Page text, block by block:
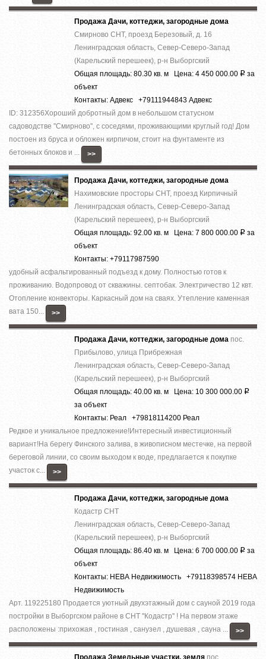
Продажа Дачи, коттеджи, загородные дома
Смирново СНТ, проезд Березовый, д. 16
Ленинградская область, Север-Северо-Запад
(Карельский перешеек), р-н Выборгский
Общая площадь: 80.30 кв. м Цена: 4 450 000.00 Р за
объект
Контакты: Адвекс +79111944843 Адвекс
ID: 312356Хороший добротный дом в небольшом статусном
садоводстве ''Смирново'', с соседями, проживающими круглый год! Дом
постоен из бруса и обложен кирпичом, стоит на фунтаменте из
бетонных блоков и ...
>>
Продажа Дачи, коттеджи, загородные дома
Нахимовские просторы СНТ, проезд Кирпичный
Ленинградская область, Север-Северо-Запад
(Карельский перешеек), р-н Выборгский
Общая площадь: 92.00 кв. м Цена: 7 800 000.00 Р за
объект
Контакты: +79117987590
удобный асфальтированный подъезд к дому. Полностью готов к
проживанию. Водопровод от скважины. септобак. Электричество 12 квт.
Отопление конвекторы. Каркасный дом на сваях. Утепление каменная
вата 150...
>>
Продажа Дачи, коттеджи, загородные дома пос.
Прибылово, улица Прибрежная
Ленинградская область, Север-Северо-Запад
(Карельский перешеек), р-н Выборгский
Общая площадь: 40.00 кв. м Цена: 10 300 000.00 Р
за объект
Контакты: Реал +79818114200 Реал
Редкое и уникальное предложение!Интересный инвестиционный
вариант!На берегу Финского залива, в живописном местечке, на первой
береговой линии, со своим выходом к воде, предлагается к покупке
участок с...
>>
Продажа Дачи, коттеджи, загородные дома
Кодастр СНТ
Ленинградская область, Север-Северо-Запад
(Карельский перешеек), р-н Выборгский
Общая площадь: 86.40 кв. м Цена: 6 700 000.00 Р за
объект
Контакты: НЕВА Недвижимость +79118398574 НЕВА
Недвижимость
Арт. 119225180 Продается уютный двухэтажный дом с сауной 2019 года
постройки в Выборгском районе в СНТ ''Кодастр'' ! На первом этаже
расположены :прихожая , гостиная , санузел , душевая , сауна ...
>>
Продажа Земельные участки, земля пос.